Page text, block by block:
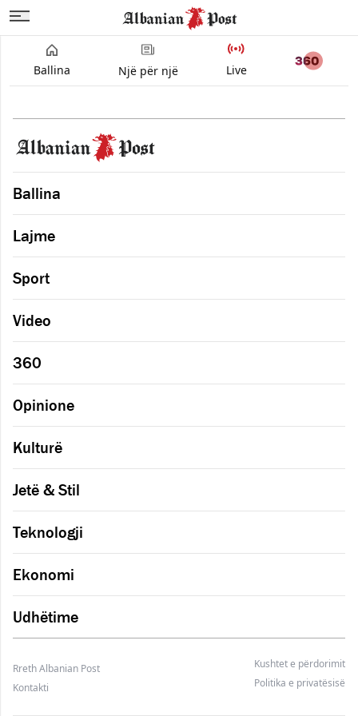
Ballina Një për një Live
Ballina
Lajme
Sport
Video
360
Opinione
Kulturë
Jetë & Stil
Teknologji
Ekonomi
Udhëtime
Rreth Albanian Post
Kushtet e përdorimit
Kontakti
Politika e privatësisë